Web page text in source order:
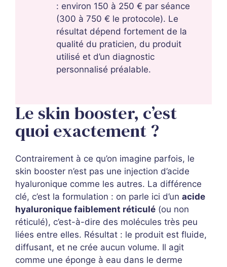
: environ 150 à 250 € par séance
(300 à 750 € le protocole). Le
résultat dépend fortement de la
qualité du praticien, du produit
utilisé et d’un diagnostic
personnalisé préalable.
Le skin booster, c’est
quoi exactement ?
Contrairement à ce qu’on imagine parfois, le
skin booster n’est pas une injection d’acide
hyaluronique comme les autres. La différence
clé, c’est la formulation : on parle ici d’un acide
hyaluronique faiblement réticulé (ou non
réticulé), c’est-à-dire des molécules très peu
liées entre elles. Résultat : le produit est fluide,
diffusant, et ne crée aucun volume. Il agit
comme une éponge à eau dans le derme